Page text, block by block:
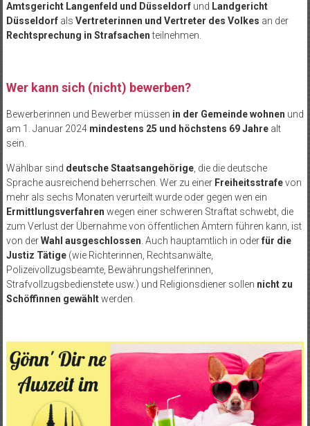
Amtsgericht Langenfeld und Düsseldorfund Landgericht
Düsseldorfals Vertreterinnen und Vertreter des Volkes an der
Rechtsprechung in Strafsachenteilnehmen.
Wer kann sich (nicht) bewerben?
Bewerberinnen und Bewerber müssen in der Gemeinde wohnen und
am 1. Januar 2024 mindestens 25 und höchstens 69 Jahrealt
sein.
Wählbar sind deutsche Staatsangehörige, die die deutsche
Sprache ausreichend beherrschen. Wer zu einer Freiheitsstrafevon
mehr als sechs Monaten verurteilt wurde oder gegen wen ein
Ermittlungsverfahren wegen einer schweren Straftat schwebt, die
zum Verlust der Übernahme von öffentlichen Ämtern führen kann, ist
von derWahl ausgeschlossen . Auch hauptamtlich in oderfür die
Justiz Tätige(wie Richterinnen, Rechtsanwälte,
Polizeivollzugsbeamte, Bewährungshelferinnen,
Strafvollzugsbedienstete usw.) und Religionsdiener sollen nicht zu
Schöffinnen gewähltwerden.